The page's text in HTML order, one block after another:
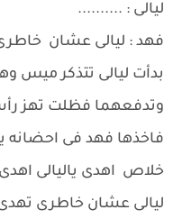
ليالى : ..........
فهد : ليالى عشان
بدأت ليالى تتذكر ميس
وتدفعهما فظلت تهز
فاخذها فهد فى احضانه
خلاص اهدى ياليالى اهدى
ليالى عشان خاطرى